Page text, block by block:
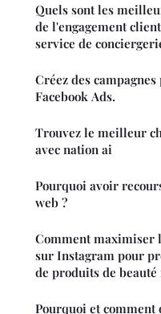
Quels sont les
de l'engagement
service de
Créez des
Facebook Ads.
Trouvez le meilleur
avec nation ai
Pourquoi avoir
web ?
Comment maximiser
sur Instagram pour
de produits de beauté
Pourquoi et